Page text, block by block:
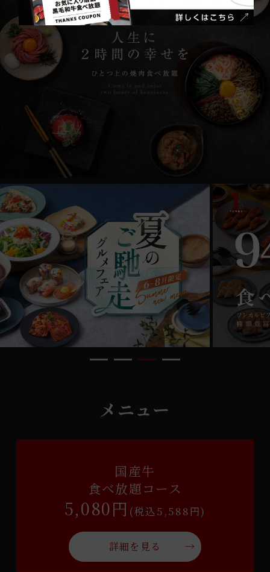
メニュー
国産牛
食べ放題コース
5,080円 (税込5,588円)
詳細を見る